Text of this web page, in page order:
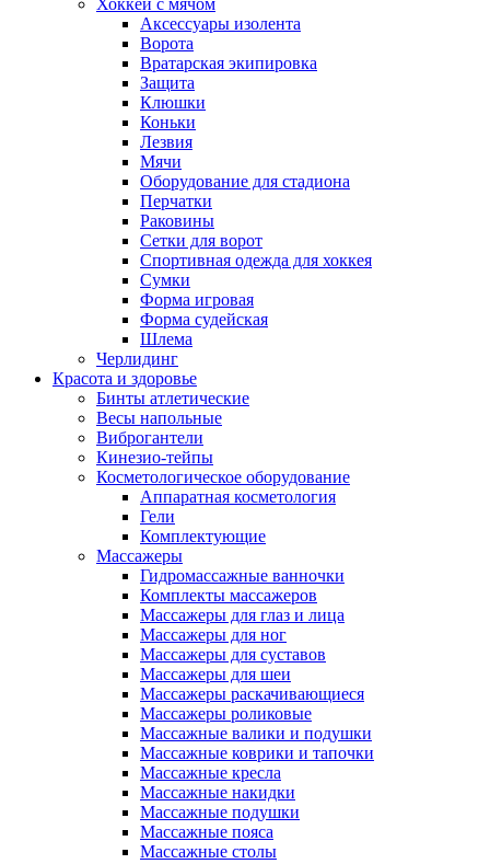
Хоккей с мячом
Аксессуары изолента
Ворота
Вратарская экипировка
Защита
Клюшки
Коньки
Лезвия
Мячи
Оборудование для стадиона
Перчатки
Раковины
Сетки для ворот
Спортивная одежда для хоккея
Сумки
Форма игровая
Форма судейская
Шлема
Черлидинг
Красота и здоровье
Бинты атлетические
Весы напольные
Виброгантели
Кинезио-тейпы
Косметологическое оборудование
Аппаратная косметология
Гели
Комплектующие
Массажеры
Гидромассажные ванночки
Комплекты массажеров
Массажеры для глаз и лица
Массажеры для ног
Массажеры для суставов
Массажеры для шеи
Массажеры раскачивающиеся
Массажеры роликовые
Массажные валики и подушки
Массажные коврики и тапочки
Массажные кресла
Массажные накидки
Массажные подушки
Массажные пояса
Массажные столы